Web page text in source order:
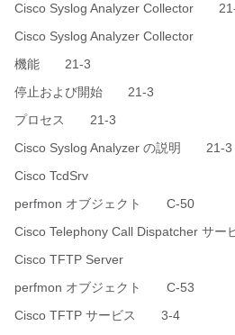
Cisco Syslog Analyzer Collector
Cisco Syslog Analyzer Collector
機能 21-3
停止および開始 21-3
プロセス 21-3
Cisco Syslog Analyzer の説明 21-3
Cisco TcdSrv
perfmon オブジェクト C-50
Cisco Telephony Call Dispatcher サ
Cisco TFTP Server
perfmon オブジェクト C-53
Cisco TFTP サービス 3-4